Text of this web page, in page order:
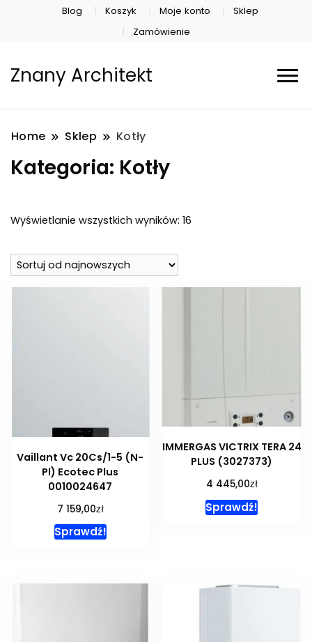
Blog Koszyk Moje konto
Sklep
Zamówienie
Znany Architekt
Home Sklep Kotły
Kategoria: Kotły
Wyświetlanie wszystkich wyników: 16
Vaillant Vc 20Cs/1-5 (N-
Pl) Ecotec Plus
0010024647
7 159,00zł
Sprawdź!
IMMERGAS VICTRIX TERA 24
PLUS (3027373)
4 445,00zł
Sprawdź!